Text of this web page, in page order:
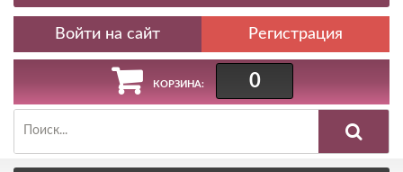
Регистрация
КОРЗИНА: 0